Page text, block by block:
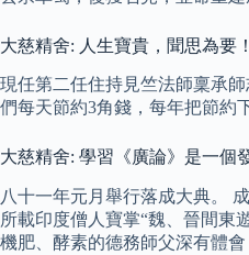
大慈精舍: 人生寶貴，聞思為要！
現任第二任住持見竺法師稟承
們每天節約3角錢，每年把節約
大慈精舍: 學習《廣論》是一個
八十一年元月舉行落成大典。
所載印度僧人寶掌“魏、晉間東
機肥、酵素的德務師父深有體